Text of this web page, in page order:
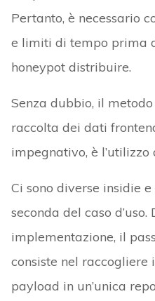
Pertanto, è necessario
e limiti di tempo prima
honeypot distribuire.
Senza dubbio, il
raccolta dei dati
impegnativo, è l’utilizzo
Ci sono diverse insidie
seconda del caso
implementazione, il
consiste nel
payload in un’unica